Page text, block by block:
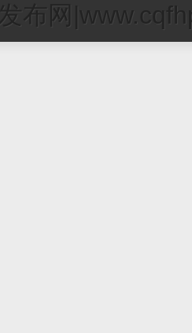
发布网